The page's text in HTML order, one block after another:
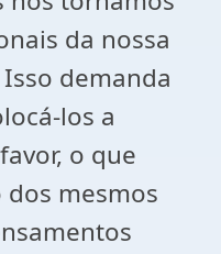
da nossa
demanda
los a
o que
mesmos